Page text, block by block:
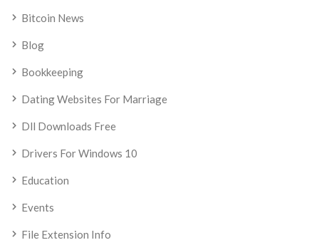
Bitcoin News
Blog
Bookkeeping
Dating Websites For Marriage
Dll Downloads Free
Drivers For Windows 10
Education
Events
File Extension Info